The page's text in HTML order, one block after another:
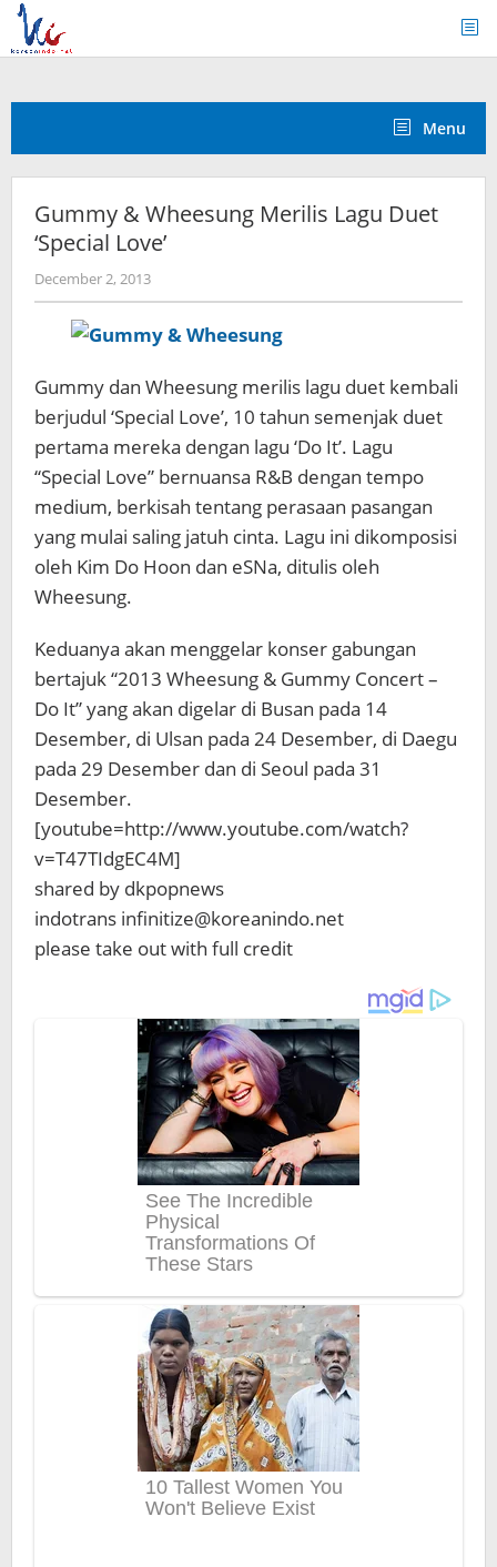
Skip
content
Menu
Gummy & Wheesung Merilis Lagu Duet
‘Special Love’
December 2, 2013by
Koreanindo
Gummy dan Wheesung merilis lagu duet kembali
berjudul ‘Special Love’, 10 tahun semenjak duet
pertama mereka dengan lagu ‘Do It’. Lagu
“Special Love” bernuansa R&B dengan tempo
medium, berkisah tentang perasaan pasangan
yang mulai saling jatuh cinta. Lagu ini dikomposisi
oleh Kim Do Hoon dan eSNa, ditulis oleh
Wheesung.
Keduanya akan menggelar konser gabungan
bertajuk “2013 Wheesung & Gummy Concert –
Do It” yang akan digelar di Busan pada 14
Desember, di Ulsan pada 24 Desember, di Daegu
pada 29 Desember dan di Seoul pada 31
Desember.
[youtube=http://www.youtube.com/watch?
v=T47TIdgEC4M]
shared by dkpopnews
indotrans infinitize@koreanindo.net
please take out with full credit